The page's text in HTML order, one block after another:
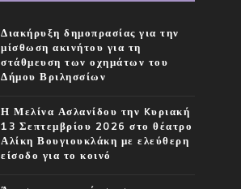
Διακήρυξη δημοπρασίας για την
μίσθωση ακινήτου για τη
στάθμευση των οχημάτων του
Δήμου Βριλησσίων
Η Μελίνα Ασλανίδου την Kυριακή
13 Σεπτεμβρίου 2026 στο θέατρο
Αλίκη Βουγιουκλάκη με ελεύθερη
είσοδο για το κοινό